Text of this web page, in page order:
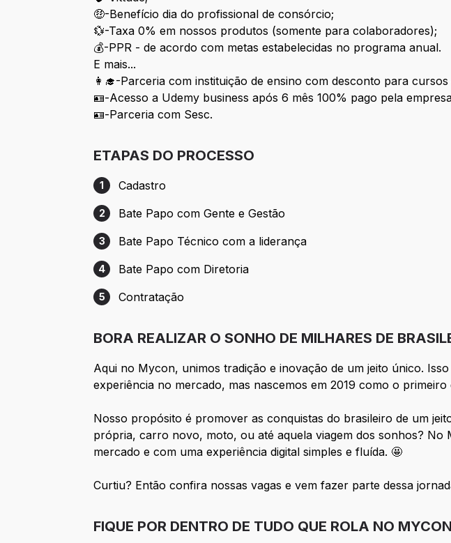
🤑-Benefício dia do profissional de consórcio;
💱-Taxa 0% em nossos produtos (somente para colaboradores);
💰-PPR - de acordo com metas estabelecidas no programa anual.
E mais...
👩‍🎓-Parceria com instituição de ensino com desconto para
🪪-Acesso a Udemy business após 6 mês 100% pago pela
🪪-Parceria com Sesc.
ETAPAS DO PROCESSO
Etapa 1: Cadastro
1 Cadastro
Etapa 2: Bate Papo com Gente e Gestão
2 Bate Papo com Gente e Gestão
Etapa 3: Bate Papo Técnico com a liderança
3 Bate Papo Técnico com a liderança
Etapa 4: Bate Papo com Diretoria
4 Bate Papo com Diretoria
Etapa 5: Contratação
5 Contratação
BORA REALIZAR O SONHO DE MILHARES DE
Aqui no Mycon, unimos tradição e inovação de um jeito único.
experiência no mercado, mas nascemos em 2019 como o
Nosso propósito é promover as conquistas do brasileiro de um
própria, carro novo, moto, ou até aquela viagem dos sonhos?
mercado e com uma experiência digital simples e fluída. 🤩
Curtiu? Então confira nossas vagas e vem fazer parte dessa
FIQUE POR DENTRO DE TUDO QUE ROLA NO MYCON